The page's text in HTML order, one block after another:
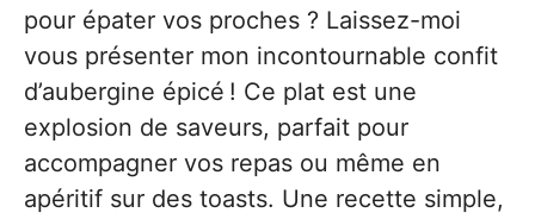
pour épater vos proches ? Laissez-moi
vous présenter mon incontournable confit
d’aubergine épicé ! Ce plat est une
explosion de saveurs, parfait pour
accompagner vos repas ou même en
apéritif sur des toasts. Une recette simple,